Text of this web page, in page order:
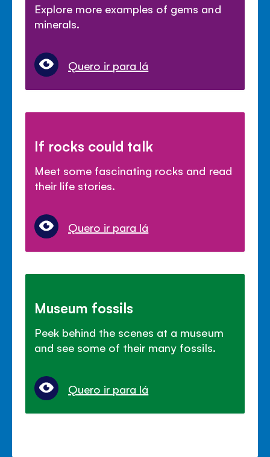
Explore more examples of gems and
minerals.
Quero ir para lá
If rocks could talk
Meet some fascinating rocks and read
their life stories.
Quero ir para lá
Museum fossils
Peek behind the scenes at a museum
and see some of their many fossils.
Quero ir para lá